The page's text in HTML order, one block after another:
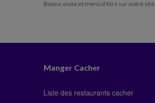
Bonne visite et merci d'être sur notre site
Manger Cacher
Liste des restaurants cacher